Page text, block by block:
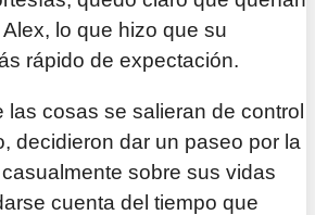
lo que hizo que su
rápido de expectación.
las cosas se salieran de control
decidieron dar un paseo por la
sobre sus vidas
cuenta del tiempo que